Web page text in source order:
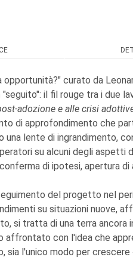
curato da
"seguito": il fil rouge tra i due
adozione e alle crisi
di approfondimento che
lente di ingrandimento,
su alcuni degli aspetti
di ipotesi, apertura
del progetto nel
su situazioni nuove,
si tratta di una terra ancora
affrontato con l'idea che
sia l'unico modo per crescere